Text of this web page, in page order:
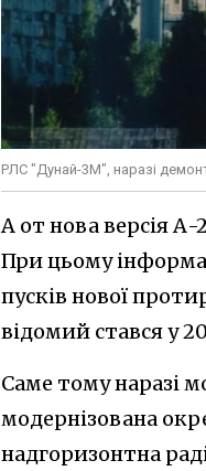
РЛС "Дунай-3М", наразі
А от нова версія А-
При цьому
пусків нової
відомий стався у
Саме тому наразі
модернізована
надгоризонтна